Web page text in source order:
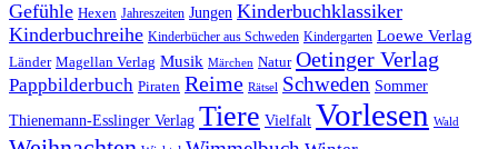
Gefühle Hexen Jahreszeiten Jungen Kinderbuchklassiker
Kinderbuchreihe Kinderbücher aus Schweden Kindergarten Loewe Verlag
Länder Magellan Verlag Musik Märchen Natur Oetinger Verlag
Pappbilderbuch Piraten Reime Rätsel Schweden Sommer
Thienemann-Esslinger Verlag Tiere Vielfalt Vorlesen Wald